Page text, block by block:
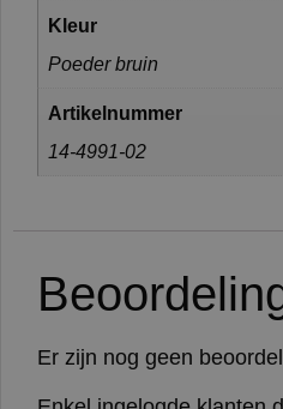
Kleur
Poeder bruin
Artikelnummer
14-4991-02
Er zijn nog geen